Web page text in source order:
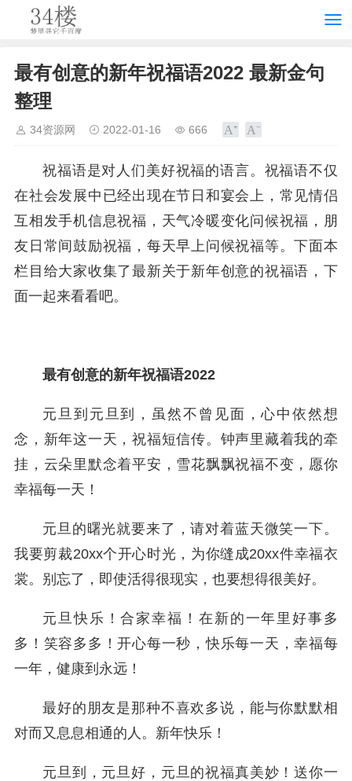
最有创意的新年祝福语2022 最新金句
整理
34资源网 2022-01-16 666
祝福语是对人们美好祝福的语言。祝福语不仅
在社会发展中已经出现在节日和宴会上，常见情侣
互相发手机信息祝福，天气冷暖变化问候祝福，朋
友日常间鼓励祝福，每天早上问候祝福等。下面本
栏目给大家收集了最新关于新年创意的祝福语，下
面一起来看看吧。
最有创意的新年祝福语2022
元旦到元旦到，虽然不曾见面，心中依然想
念，新年这一天，祝福短信传。钟声里藏着我的牵
挂，云朵里默念着平安，雪花飘飘祝福不变，愿你
幸福每一天！
元旦的曙光就要来了，请对着蓝天微笑一下。
我要剪裁20xx个开心时光，为你缝成20xx件幸福衣
裳。别忘了，即使活得很现实，也要想得很美好。
元旦快乐！合家幸福！在新的一年里好事多
多！笑容多多！开心每一秒，快乐每一天，幸福每
一年，健康到永远！
最好的朋友是那种不喜欢多说，能与你默默相
对而又息息相通的人。新年快乐！
元旦到，元旦好，元旦的祝福真美妙！送你一